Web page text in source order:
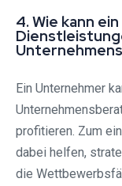
4. Wie kann
Ein Unternehmer
profitieren. Zum
dabei helfen,
die